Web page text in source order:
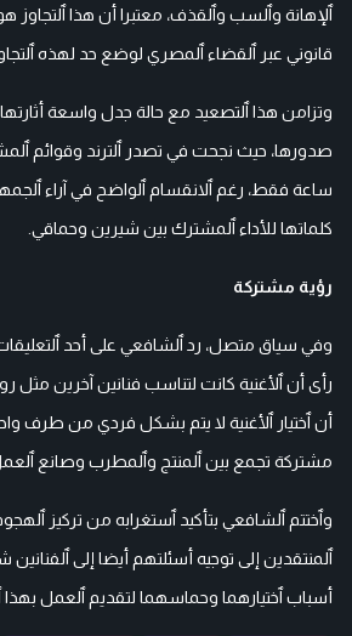
ٱلإهانة وٱلسب وٱلقذف، معتبرا أن هذا ٱلتجاوز
قانوني عبر ٱلقضاء ٱلمصري لوضع حد لهذه
وتزامن هذا ٱلتصعيد مع حالة جدل واسعة
ساعة فقط، رغم ٱلانقسام ٱلواضح في آراء
كلماتها للأداء ٱلمشترك بين شيرين وحماقي.
رؤية مشتركة
وفي سياق متصل، رد ٱلشافعي على أحد
رأى أن ٱلأغنية كانت لتناسب فنانين آخرين مثل
أن ٱختيار ٱلأغنية لا يتم بشكل فردي من طرف
مشتركة تجمع بين ٱلمنتج وٱلمطرب وصانع
وٱختتم ٱلشافعي بتأكيد ٱستغرابه من تركيز
ٱلمنتقدين إلى توجيه أسئلتهم أيضا إلى
أسباب ٱختيارهما وحماسهما لتقديم ٱلعمل